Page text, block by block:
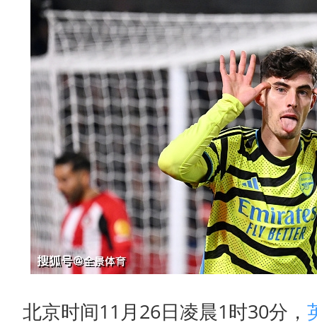
北京时间11月26日凌晨1时30分，